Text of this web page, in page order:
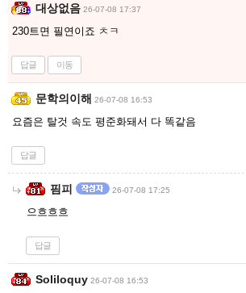
대상없음 26-07-08 17:37
230트면 필연이죠 ㅊㅋ
답글 이동
문학의이해 26-07-08 16:53
요즘은 탈것 속도 평준화돼서 다 똑같음
답글
핌피 26-07-08 17:25
으흐흐흐
답글
Soliloquy 26-07-08 16:53